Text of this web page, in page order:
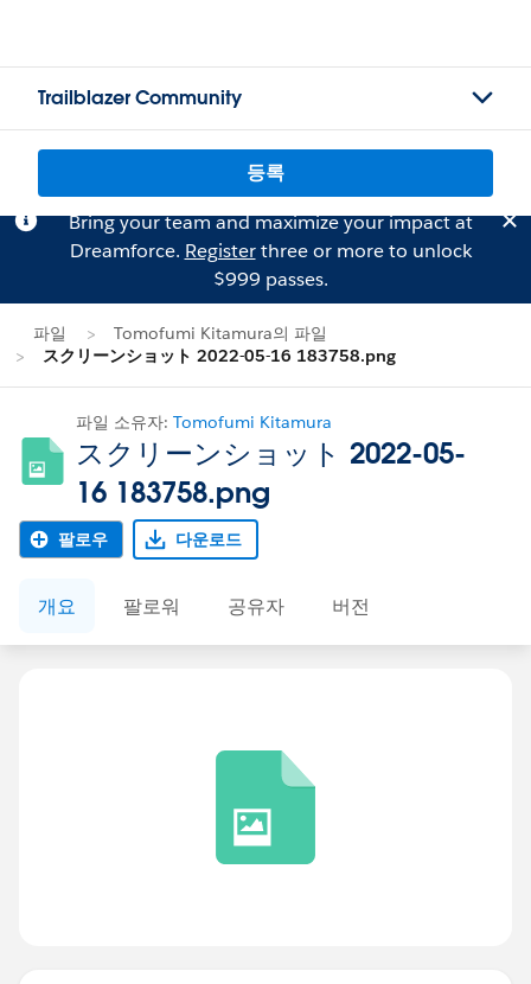
Trailblazer Community
등록
Bring your team and maximize your impact at
Dreamforce. Registerthree or more to unlock
$999 passes.
파일
Tomofumi Kitamura의 파일
スクリーンショット 2022-05-16 183758.png
파일 소유자: Tomofumi Kitamura
スクリーンショット 2022-05-
16 183758.png
팔로우 다운로드
개요 팔로워 공유자 버전